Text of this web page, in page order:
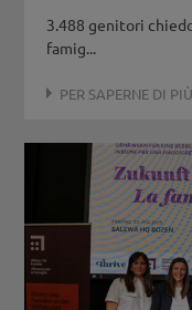
3.488 genitori
famig...
PER SAPERNE DI PIÙ